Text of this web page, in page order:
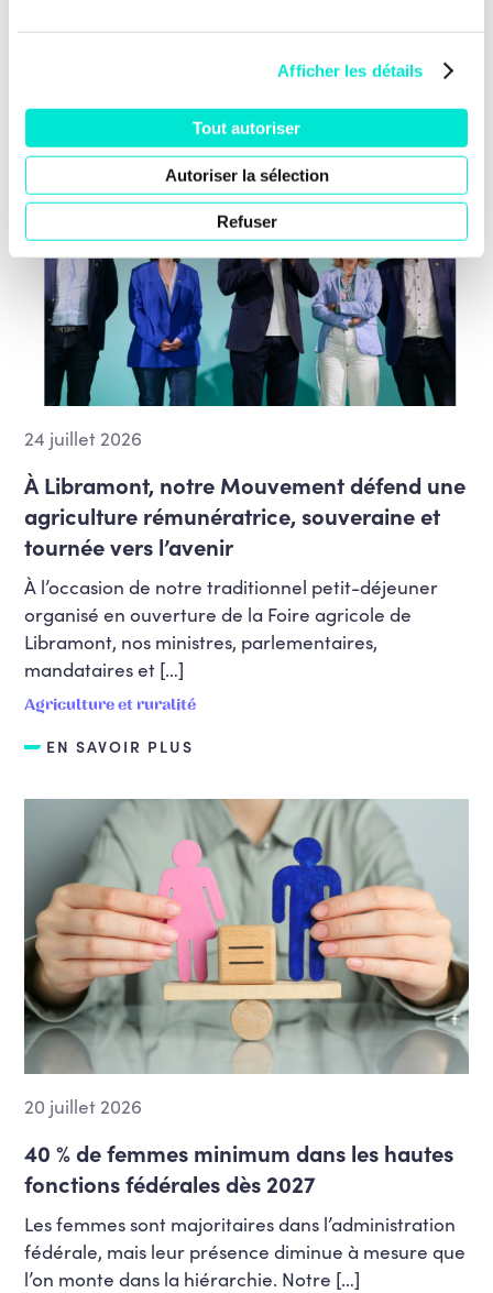
Afficher les détails
Tout autoriser
Autoriser la sélection
Refuser
Nos dernières news
24 juillet 2026
À Libramont, notre Mouvement défend une
agriculture rémunératrice, souveraine et
tournée vers l’avenir
À l’occasion de notre traditionnel petit-déjeuner
organisé en ouverture de la Foire agricole de
Libramont, nos ministres, parlementaires,
mandataires et […]
Agriculture et ruralité
EN SAVOIR PLUS
20 juillet 2026
40 % de femmes minimum dans les hautes
fonctions fédérales dès 2027
Les femmes sont majoritaires dans l’administration
fédérale, mais leur présence diminue à mesure que
l’on monte dans la hiérarchie. Notre […]